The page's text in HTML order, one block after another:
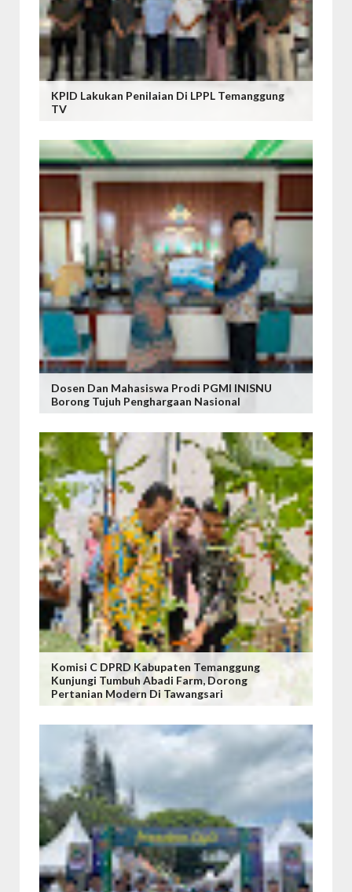
KPID Lakukan Penilaian Di LPPL Temanggung
TV
Dosen Dan Mahasiswa Prodi PGMI INISNU
Borong Tujuh Penghargaan Nasional
Komisi C DPRD Kabupaten Temanggung
Kunjungi Tumbuh Abadi Farm, Dorong
Pertanian Modern Di Tawangsari